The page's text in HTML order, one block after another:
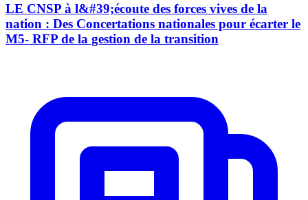
LE CNSP à l&#39;écoute des forces vives de la
nation : Des Concertations nationales pour écarter le
M5- RFP de la gestion de la transition